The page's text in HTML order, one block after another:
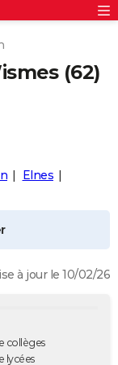
(62)
Elnes
à jour le 10/02/26
collèges
lycées